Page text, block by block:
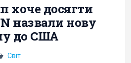
хоче досягти
назвали нову
до США
Світ